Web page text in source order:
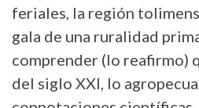
feriales, la región
gala de una ruralidad
comprender (lo reafirmo)
del siglo XXI, lo